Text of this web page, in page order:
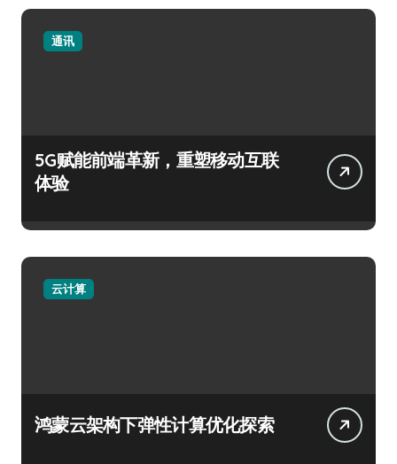
通讯
5G赋能前端革新，重塑移动互联
体验
云计算
鸿蒙云架构下弹性计算优化探索